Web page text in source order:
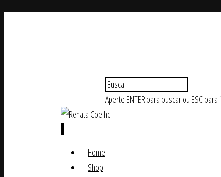
Aperte ENTER para buscar ou ESC para
Home
Shop